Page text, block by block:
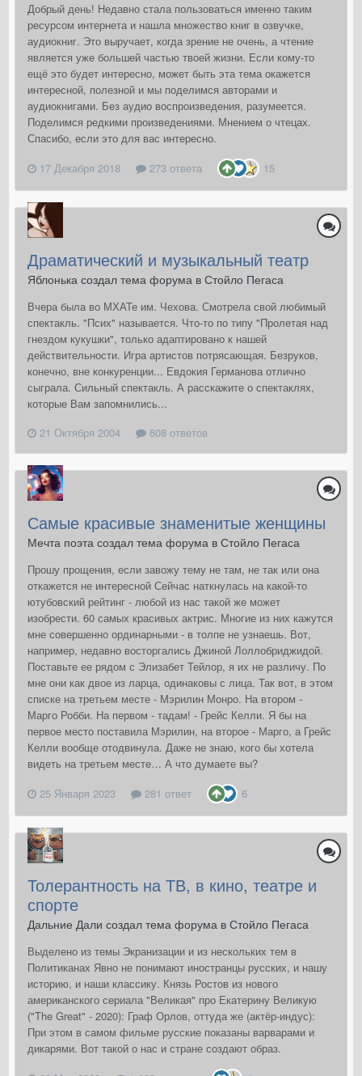
Добрый день! Недавно стала пользоваться именно таким
ресурсом интернета и нашла множество книг в озвучке,
аудиокниг. Это выручает, когда зрение не очень, а чтение
является уже большей частью твоей жизни. Если кому-то
ещё это будет интересно, может быть эта тема окажется
интересной, полезной и мы поделимся авторами и
аудиокнигами. Без аудио воспроизведения, разумеется.
Поделимся редкими произведениями. Мнением о чтецах.
Спасибо, если это для вас интересно.
17 Декабря 2018
273 ответа 15
Драматический и музыкальный театр
Яблонька создал тема форума в Стойло Пегаса
Вчера была во МХАТе им. Чехова. Смотрела свой любимый
спектакль. "Псих" называется. Что-то по типу "Пролетая над
гнездом кукушки", только адаптировано к нашей
действительности. Игра артистов потрясающая. Безруков,
конечно, вне конкуренции... Евдокия Германова отлично
сыграла. Сильный спектакль. А расскажите о спектаклях,
которые Вам запомнились...
21 Октября 2004
608 ответов
Самые красивые знаменитые женщины
Мечта поэта создал тема форума в Стойло Пегаса
Прошу прощения, если завожу тему не там, не так или она
откажется не интересной Сейчас наткнулась на какой-то
ютубовский рейтинг - любой из нас такой же может
изобрести. 60 самых красивых актрис. Многие из них кажутся
мне совершенно ординарными - в толпе не узнаешь. Вот,
например, недавно восторгались Джиной Лоллобриджидой.
Поставьте ее рядом с Элизабет Тейлор, я их не различу. По
мне они как двое из ларца, одинаковы с лица. Так вот, в этом
списке на третьем месте - Мэрилин Монро. На втором -
Марго Робби. На первом - тадам! - Грейс Келли. Я бы на
первое место поставила Мэрилин, на второе - Марго, а Грейс
Келли вообще отодвинула. Даже не знаю, кого бы хотела
видеть на третьем месте… А что думаете вы?
25 Января 2023
281 ответ 6
Толерантность на ТВ, в кино, театре и
спорте
Дальние Дали создал тема форума в Стойло Пегаса
Выделено из темы Экранизации и из нескольких тем в
Политиканах Явно не понимают иностранцы русских, и нашу
историю, и наши классику. Князь Ростов из нового
американского сериала "Великая" про Екатерину Великую
("The Great" - 2020): Граф Орлов, оттуда же (актёр-индус):
При этом в самом фильме русские показаны варварами и
дикарями. Вот такой о нас и стране создают образ.